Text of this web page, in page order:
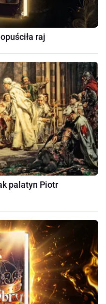
raj
palatyn Piotr